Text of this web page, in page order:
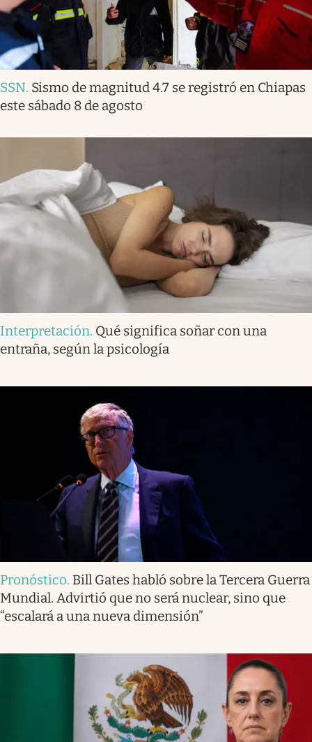
SSN. Sismo de magnitud 4.7 se registró en Chiapas
este sábado 8 de agosto
Interpretación. Qué significa soñar con una
entraña, según la psicología
Pronóstico. Bill Gates habló sobre la Tercera Guerra
Mundial. Advirtió que no será nuclear, sino que
“escalará a una nueva dimensión”